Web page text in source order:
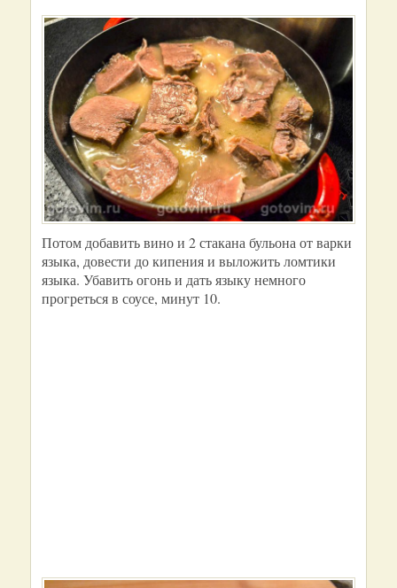
Потом добавить вино и 2 стакана бульона от варки
языка, довести до кипения и выложить ломтики
языка. Убавить огонь и дать языку немного
прогреться в соусе, минут 10.